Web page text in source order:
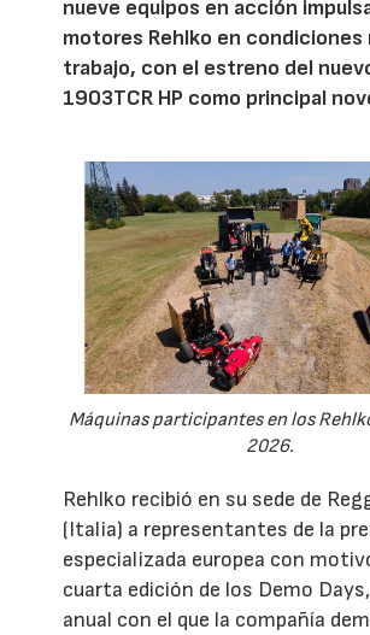
nueve equipos en acción
motores Rehlko en condiciones
trabajo, con el estreno del
1903TCR HP como principal
Máquinas participantes en los
2026.
Rehlko recibió en su sede de
(Italia) a representantes de la
especializada europea con
cuarta edición de los Demo
anual con el que la compañía